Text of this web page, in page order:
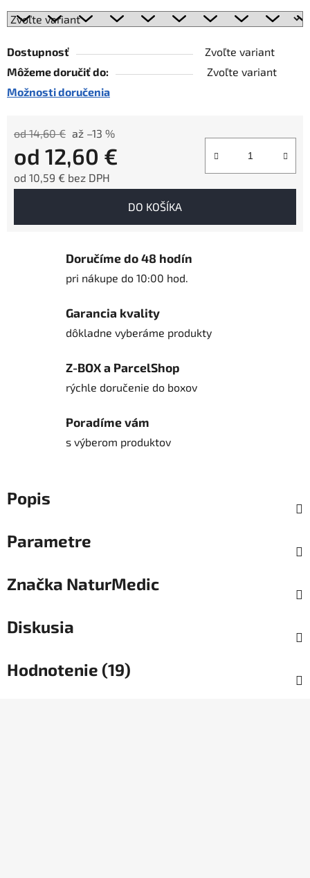
Dostupnosť
Zvoľte variant
Môžeme doručiť do:
Zvoľte variant
Možnosti doručenia
od 14,60 € až –13 %
od 12,60 €
od 10,59 € bez DPH
DO KOŠÍKA
Doručíme do 48 hodín
pri nákupe do 10:00 hod.
Garancia kvality
dôkladne vyberáme produkty
Z-BOX a ParcelShop
rýchle doručenie do boxov
Poradíme vám
s výberom produktov
Popis
Parametre
Značka NaturMedic
Diskusia
Hodnotenie (19)